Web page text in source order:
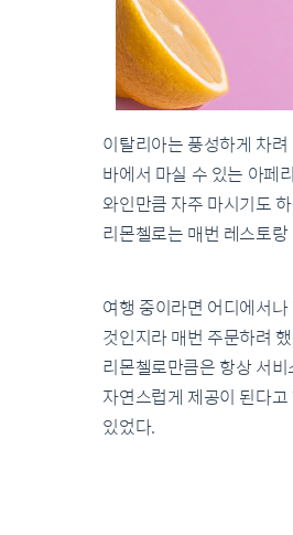
이탈리아는 풍성하게 차
바에서 마실 수 있는 아페
와인만큼 자주 마시기도
리몬첼로는 매번 레스토
여행 중이라면 어디에서
것인지라 매번 주문하려
리몬첼로만큼은 항상 서
자연스럽게 제공이 된다
있었다.